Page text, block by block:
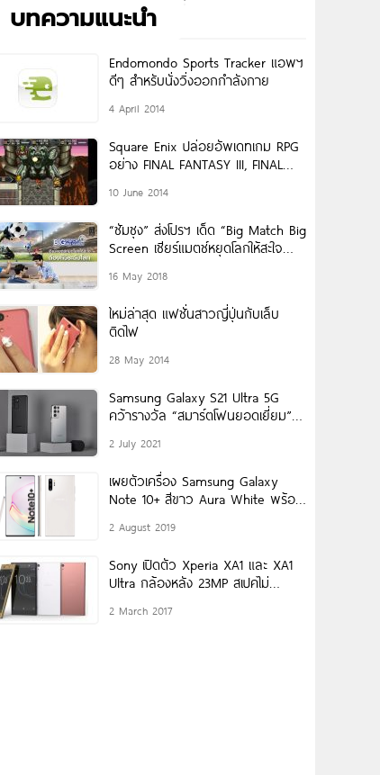
บทความแนะนำ
Endomondo Sports Tracker แอพฯ
ดีๆ สำหรับนั่งวิ่งออกกำลังกาย
4 April 2014
Square Enix ปล่อยอัพเดทเกม RPG
อย่าง FINAL FANTASY III, FINAL
10 June 2014
“ซัมซุง” ส่งโปรฯ เด็ด “Big Match Big
Screen เชียร์แมตช์หยุดโลกให้สะใจ
ฟุตบอลยิ่งใหญ่ที่สุดที่ทุกคนรอคอย
16 May 2018
ใหม่ล่าสุด แฟชั่นสาวญี่ปุ่นกับเล็บ
ติดไฟ
28 May 2014
Samsung Galaxy S21 Ultra 5G
คว้ารางวัล “สมาร์ตโฟนยอดเยี่ยม”
2 July 2021
เผยตัวเครื่อง Samsung Galaxy
Note 10+ สีขาว Aura White พร้อม
2 August 2019
Sony เปิดตัว Xperia XA1 และ XA1
Ultra กล้องหลัง 23MP สเปคไม่
2 March 2017